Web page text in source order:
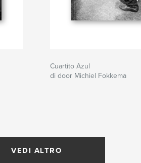
Cuartito Azul
di door Michiel Fokkema
VEDI ALTRO